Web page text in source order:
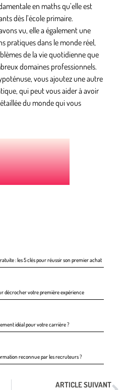
en maths qu’elle est
dès l’école primaire.
vu, elle a également une
pratiques dans le monde réel,
de la vie quotidienne que
domaines professionnels.
vous ajoutez une autre
qui peut vous aider à avoir
du monde qui vous
: les 5 clés pour réussir son premier achat
décrocher votre première expérience
idéal pour votre carrière ?
reconnue par les recruteurs ?
ARTICLE SUIVANT